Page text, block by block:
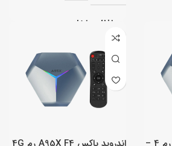
حافظه داخلی
64 گیگابایت
سیستم عامل